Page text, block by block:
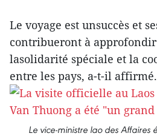
Le voyage est unsuccès et
contribueront à
lasolidarité spéciale et la
entre les pays, a-t-il affirmé.
Le vice-ministre lao des Affaires